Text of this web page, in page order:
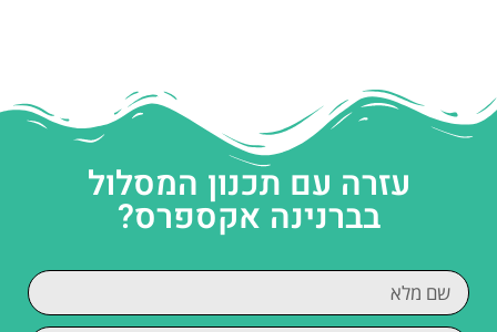
עזרה עם תכנון המסלול
בברנינה אקספרס?